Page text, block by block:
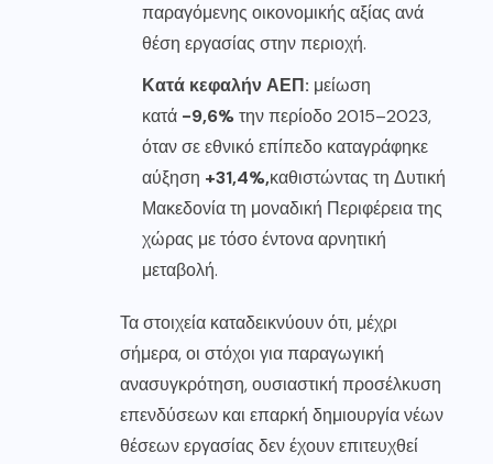
παραγόμενης οικονομικής αξίας ανά
θέση εργασίας στην περιοχή.
Κατά κεφαλήν ΑΕΠ: μείωση
κατά -9,6%την περίοδο 2015–2023,
όταν σε εθνικό επίπεδο καταγράφηκε
αύξηση +31,4%,καθιστώντας τη Δυτική
Μακεδονία τη μοναδική Περιφέρεια της
χώρας με τόσο έντονα αρνητική
μεταβολή.
Τα στοιχεία καταδεικνύουν ότι, μέχρι
σήμερα, οι στόχοι για παραγωγική
ανασυγκρότηση, ουσιαστική προσέλκυση
επενδύσεων και επαρκή δημιουργία νέων
θέσεων εργασίας δεν έχουν επιτευχθεί